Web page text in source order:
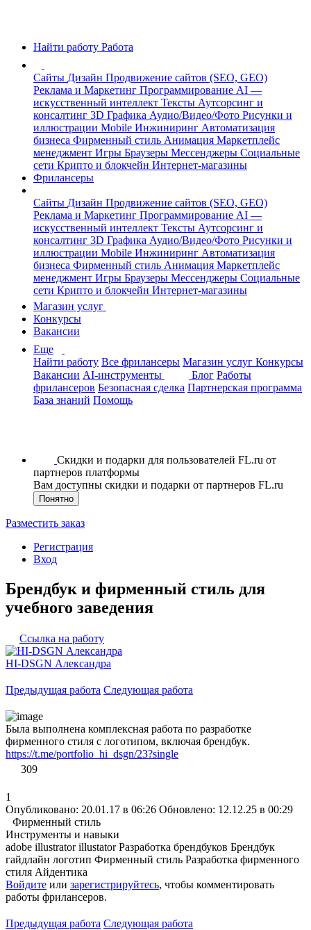
Найти работу Работа
Сайты Дизайн Продвижение сайтов (SEO, GEO)
Реклама и Маркетинг Программирование AI —
искусственный интеллект Тексты Аутсорсинг и
консалтинг 3D Графика Аудио/Видео/Фото Рисунки и
иллюстрации Mobile Инжиниринг Автоматизация
бизнеса Фирменный стиль Анимация Маркетплейс
менеджмент Игры Браузеры Мессенджеры Социальные
сети Крипто и блокчейн Интернет-магазины
Фрилансеры
Сайты Дизайн Продвижение сайтов (SEO, GEO)
Реклама и Маркетинг Программирование AI —
искусственный интеллект Тексты Аутсорсинг и
консалтинг 3D Графика Аудио/Видео/Фото Рисунки и
иллюстрации Mobile Инжиниринг Автоматизация
бизнеса Фирменный стиль Анимация Маркетплейс
менеджмент Игры Браузеры Мессенджеры Социальные
сети Крипто и блокчейн Интернет-магазины
Магазин услуг
Конкурсы
Вакансии
Еще
Найти работу Все фрилансеры Магазин услуг Конкурсы
Вакансии AI-инструменты Блог Работы
фрилансеров Безопасная сделка Партнерская программа
База знаний Помощь
Скидки и подарки для пользователей FL.ru от
партнеров платформы
Вам доступны скидки и подарки от партнеров FL.ru
Понятно
Разместить заказ
Регистрация
Вход
Брендбук и фирменный стиль для
учебного заведения
Ссылка на работу
HI-DSGN Александра
Предыдущая работа Следующая работа
Была выполнена комплексная работа по разработке
фирменного стиля с логотипом, включая брендбук.
https://t.me/portfolio_hi_dsgn/23?single
309
1
Опубликовано: 20.01.17 в 06:26 Обновлено: 12.12.25 в 00:29
Фирменный стиль
Инструменты и навыки
adobe illustratorillustatorРазработка брендбуков Брендбук
гайдлайн логотип Фирменный стиль Разработка фирменного
стиля Айдентика
Войдите или зарегистрируйтесь, чтобы комментировать
работы фрилансеров.
Предыдущая работа Следующая работа